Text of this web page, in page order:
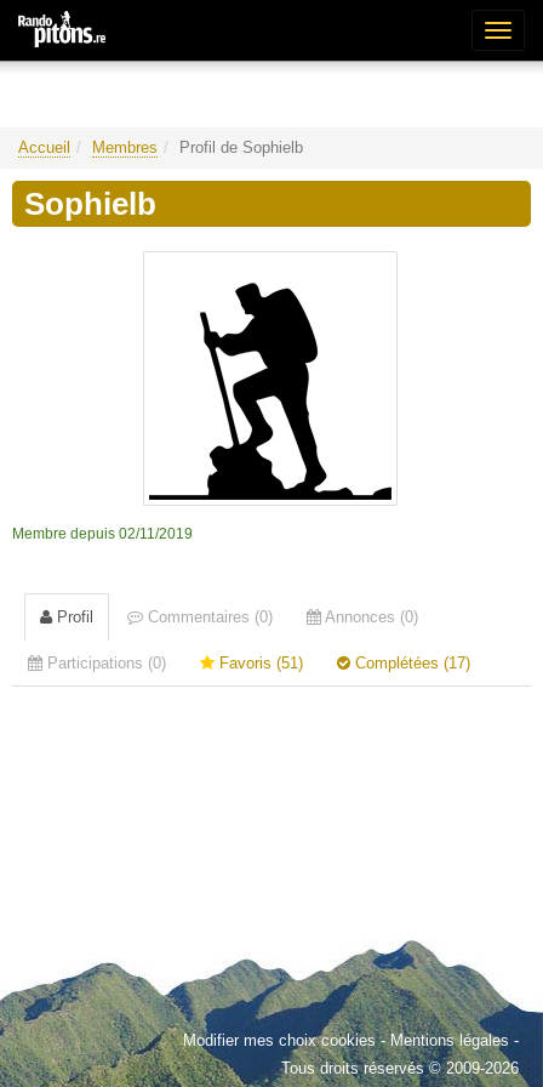
Accueil Membres Profil de Sophielb
Sophielb
Membre depuis 02/11/2019
Profil Commentaires (0) Annonces (0)
Participations (0) Favoris (51) Complétées (17)
Modifier mes choix cookies-Mentions légales -
Tous droits réservés © 2009-2026